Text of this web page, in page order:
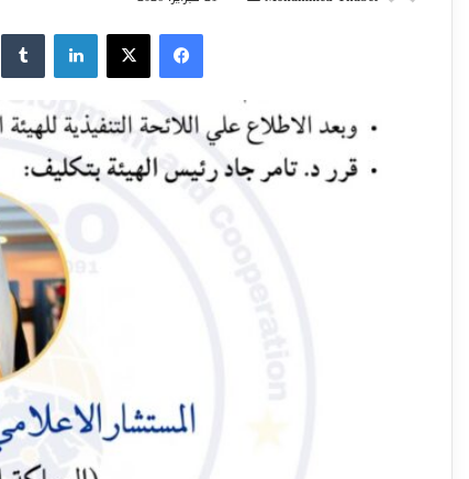
إلكترونيا
فيسبوك‫X لينكدإن